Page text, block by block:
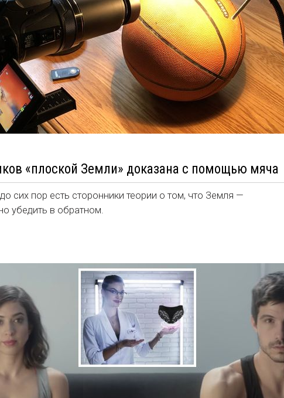
«плоской Земли» доказана с помощью мяча
сих пор есть сторонники теории о том, что Земля —
убедить в обратном.